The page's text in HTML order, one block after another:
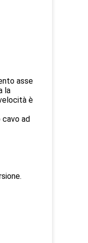
asse
la
è
cavo ad